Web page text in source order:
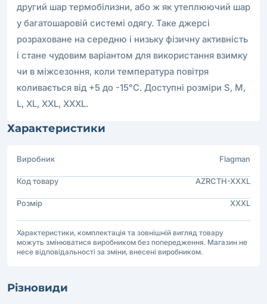
другий шар термобілизни, або ж як утеплюючий шар
у багатошаровій системі одягу. Таке джерсі
розраховане на середню і низьку фізичну активність
і стане чудовим варіантом для використання взимку
чи в міжсезоння, коли температура повітря
коливається від +5 до -15°С. Доступні розміри S, M,
L, XL, XXL, XXXL.
Характеристики
Виробник Flagman
Код товару AZRCTH-XXXL
Розмір XXXL
Характеристики, комплектація та зовнішній вигляд товару
можуть змінюватися виробником без попередження. Магазин не
несе відповідальності за зміни, внесені виробником.
Різновиди